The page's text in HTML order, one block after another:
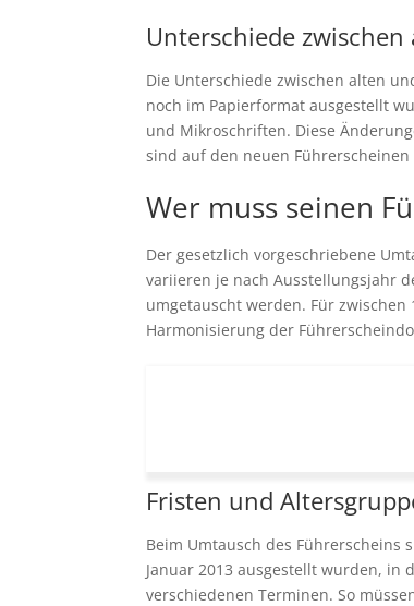
Unterschiede
Die Unterschiede zwischen alten
noch im Papierformat ausgestellt
und Mikroschriften. Diese
sind auf den neuen
Wer muss seinen
Der gesetzlich vorgeschriebene
variieren je nach Ausstellungsjahr
umgetauscht werden. Für zwischen
Harmonisierung der
Fristen und
Beim Umtausch des Führerscheins
Januar 2013 ausgestellt wurden,
verschiedenen Terminen. So